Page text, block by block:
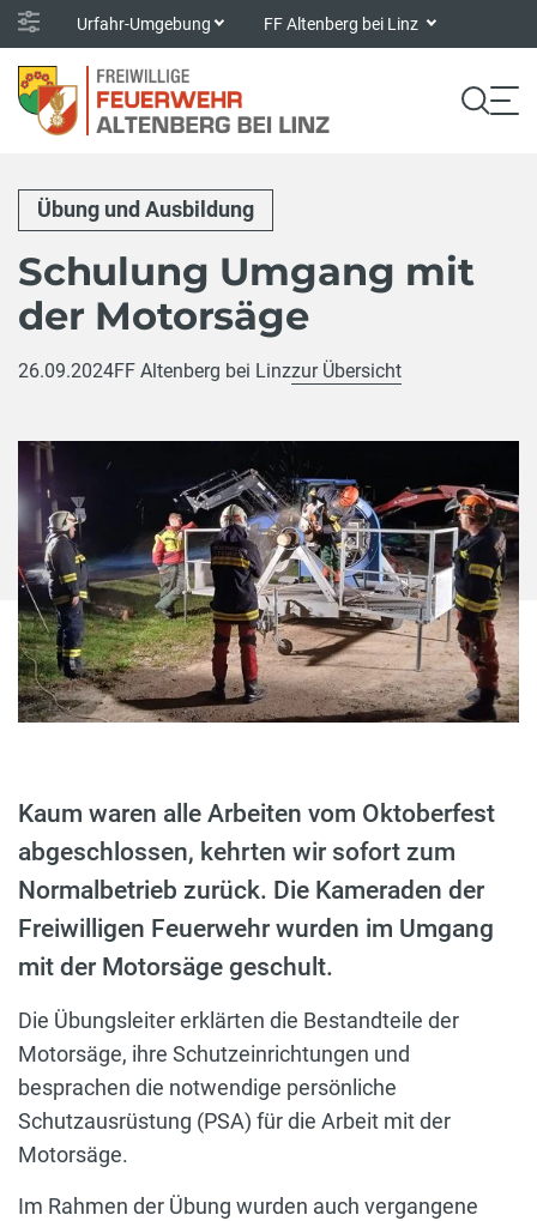
Urfahr-Umgebung FF Altenberg bei Linz
Übung und Ausbildung
Schulung Umgang mit
der Motorsäge
26.09.2024FF Altenberg bei Linzzur Übersicht
Kaum waren alle Arbeiten vom Oktoberfest
abgeschlossen, kehrten wir sofort zum
Normalbetrieb zurück. Die Kameraden der
Freiwilligen Feuerwehr wurden im Umgang
mit der Motorsäge geschult.
Die Übungsleiter erklärten die Bestandteile der
Motorsäge, ihre Schutzeinrichtungen und
besprachen die notwendige persönliche
Schutzausrüstung (PSA) für die Arbeit mit der
Motorsäge.
Im Rahmen der Übung wurden auch vergangene